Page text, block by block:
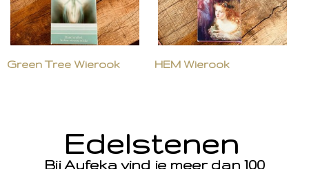
Green Tree Wierook HEM Wierook
Edelstenen
Bij Aufeka vind je meer dan 100